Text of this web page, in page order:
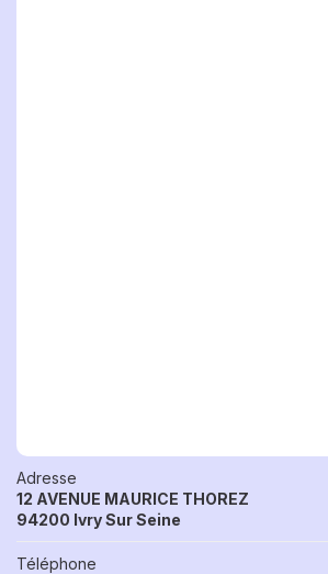
Adresse
12 AVENUE MAURICE THOREZ
94200 Ivry Sur Seine
Téléphone